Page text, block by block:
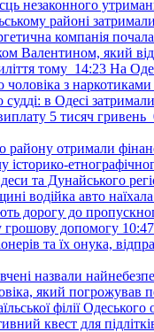
незаконного
районі
компанія
Валентином, який
тому 14:23 На
чоловіка з наркотиками
в Одесі
5 тисяч гривень
району отримали
історико-
та Дунайського
водійка авто
дорогу до
грошову допомогу 10:47
та їх онука,
назвали
який погрожував
філії
квест для